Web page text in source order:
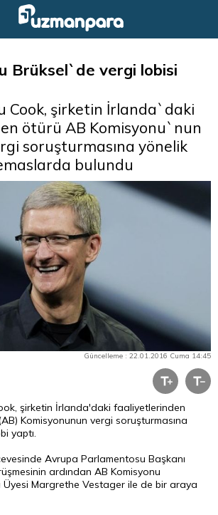
Brüksel`de vergi lobisi
Cook, şirketin İrlanda`daki
ötürü AB Komisyonu`nun
soruşturmasına yönelik
bulundu
Güncelleme : 22.01.2016 Cuma 14:45
şirketin İrlanda'daki faaliyetlerinden
Komisyonunun vergi soruşturmasına
yaptı.
Avrupa Parlamentosu Başkanı
ardından AB Komisyonu
Üyesi Margrethe Vestager ile de bir araya